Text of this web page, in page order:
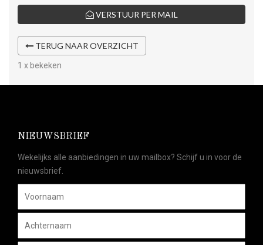
VERSTUUR PER MAIL
TERUG NAAR OVERZICHT
1 x bekeken
NIEUWSBRIEF
Wekelijks alle aanbiedingen in uw mailbox? Schijf u in voor de
nieuwsbrief.